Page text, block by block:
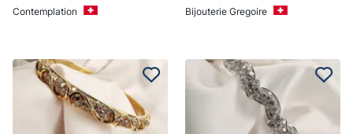
Contemplation Bijouterie Gregoire